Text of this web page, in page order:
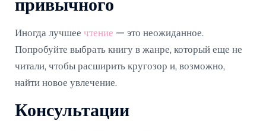
привычного
Иногда лучшее чтение — это неожиданное.
Попробуйте выбрать книгу в жанре, который еще не
читали, чтобы расширить кругозор и, возможно,
найти новое увлечение.
Консультации